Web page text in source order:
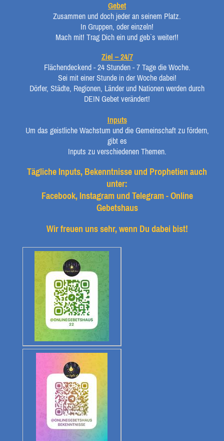
Gebet
Zusammen und doch jeder an seinem Platz.
In Gruppen, oder einzeln!
Mach mit! Trag Dich ein und geb`s weiter!!
Ziel – 24/7
Flächendeckend - 24 Stunden - 7 Tage die Woche.
Sei mit einer Stunde in der Woche dabei!
Dörfer, Städte, Regionen, Länder und Nationen werden durch
DEIN Gebet verändert!
Inputs
Um das geistliche Wachstum und die Gemeinschaft zu fördern,
gibt es
Inputs zu verschiedenen Themen.
Tägliche Inputs, Bekenntnisse und Prophetien auch
unter:
Facebook, Instagram und Telegram - Online
Gebetshaus
Wir freuen uns sehr, wenn Du dabei bist!